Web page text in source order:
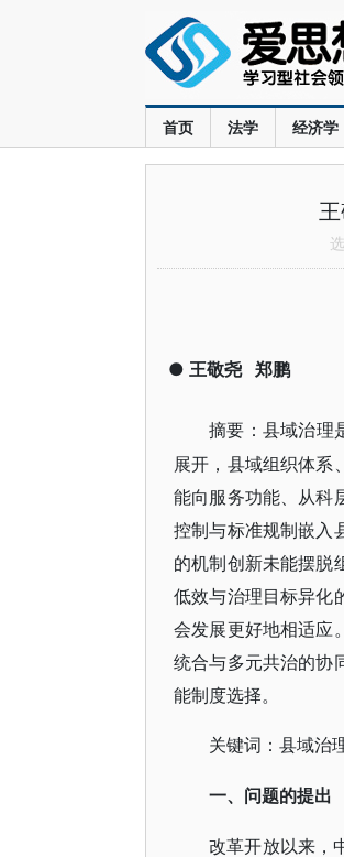
首页 法学 经济学
● 王敬尧 郑鹏
摘要：县域治理
展开，县域组织体系
能向服务功能、从科
控制与标准规制嵌入
的机制创新未能摆脱
低效与治理目标异化
会发展更好地相适应
统合与多元共治的协
能制度选择。
关键词：县域治
一、问题的提出
改革开放以来，